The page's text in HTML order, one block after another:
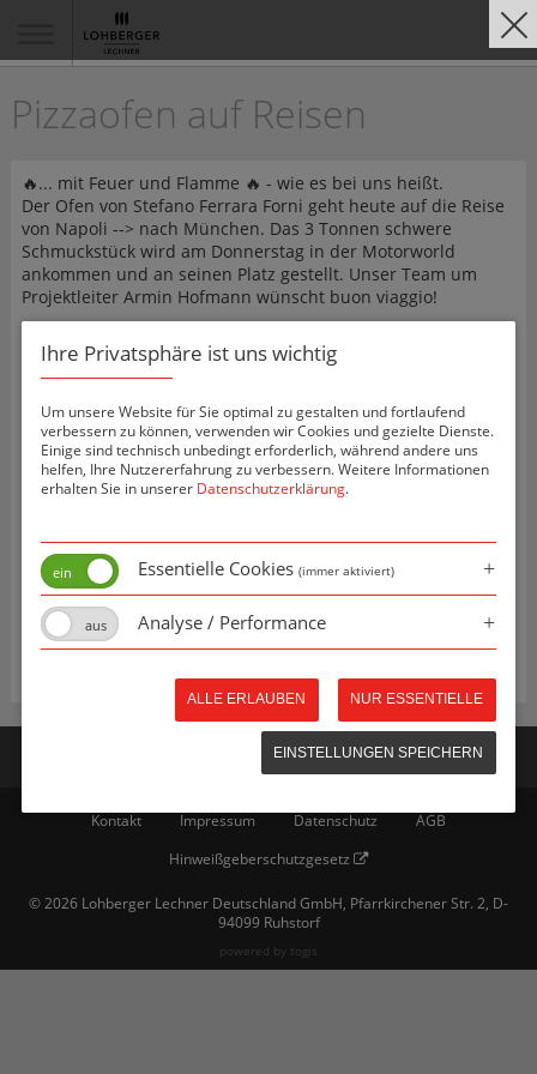
Pizzaofen auf Reisen
🔥... mit Feuer und Flamme 🔥 - wie es bei uns heißt.
Der Ofen von Stefano Ferrara Forni geht heute auf die Reise
von Napoli --> nach München. Das 3 Tonnen schwere
Schmuckstück wird am Donnerstag in der Motorworld
ankommen und an seinen Platz gestellt. Unser Team um
Projektleiter Armin Hofmann wünscht buon viaggio!
Kontakt Impressum Datenschutz
AGB
Hinweißgeberschutzgesetz
© 2026 Lohberger Lechner Deutschland GmbH, Pfarrkirchener Str. 2, D-
94099 Ruhstorf
powered by togis
Ihre Privatsphäre ist uns wichtig
Um unsere Website für Sie optimal zu gestalten und fortlaufend
verbessern zu können, verwenden wir Cookies und gezielte Dienste.
Einige sind technisch unbedingt erforderlich, während andere uns
helfen, Ihre Nutzererfahrung zu verbessern. Weitere Informationen
erhalten Sie in unserer Datenschutzerklärung.
ALLE ERLAUBEN NUR ESSENTIELLE
EINSTELLUNGEN SPEICHERN
Essentielle Cookies (immer aktiviert)
Analyse / Performance